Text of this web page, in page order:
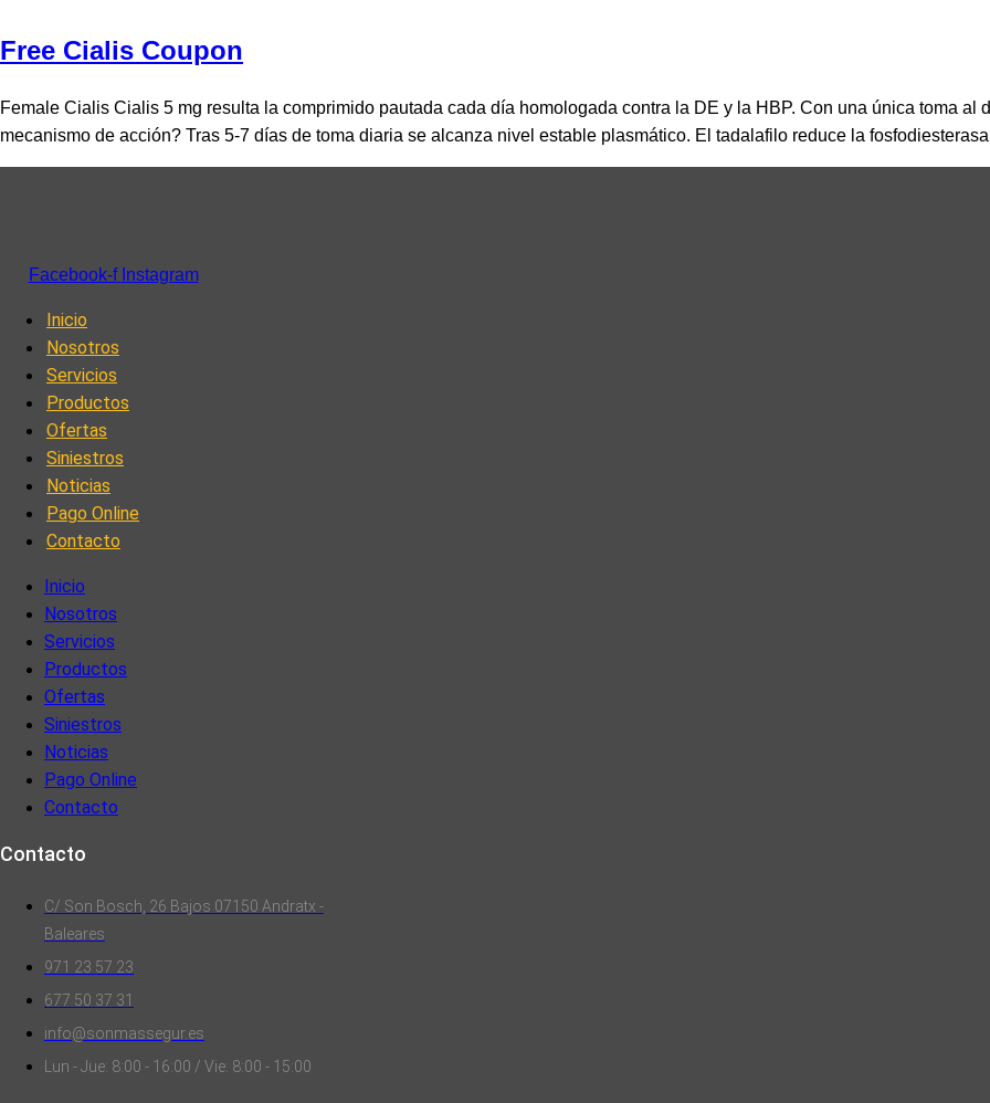
Free Cialis Coupon
Female Cialis Cialis 5 mg resulta la comprimido pautada cada día homologada contra la DE y la HBP. Con una única toma al
mecanismo de acción? Tras 5-7 días de toma diaria se alcanza nivel estable plasmático. El tadalafilo reduce la
Facebook-f Instagram
Inicio
Nosotros
Servicios
Productos
Ofertas
Siniestros
Noticias
Pago Online
Contacto
Inicio
Nosotros
Servicios
Productos
Ofertas
Siniestros
Noticias
Pago Online
Contacto
Contacto
C/ Son Bosch, 26 Bajos 07150 Andratx -
Baleares
971 23 57 23
677 50 37 31
info@sonmassegur.es
Lun - Jue: 8:00 - 16:00 / Vie: 8:00 - 15:00